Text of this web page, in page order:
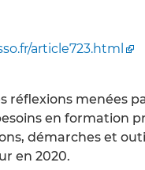
article723.html
réflexions menées
en formation
démarches et
en 2020.